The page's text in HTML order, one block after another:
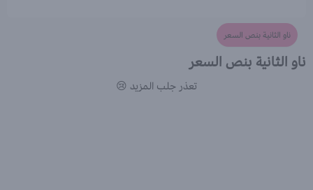
ناو الثانية بنص السعر
ناو الثانية بنص السعر
تعذر جلب المزيد 😢